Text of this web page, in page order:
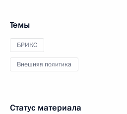
Темы
БРИКС
Внешняя политика
Статус материала